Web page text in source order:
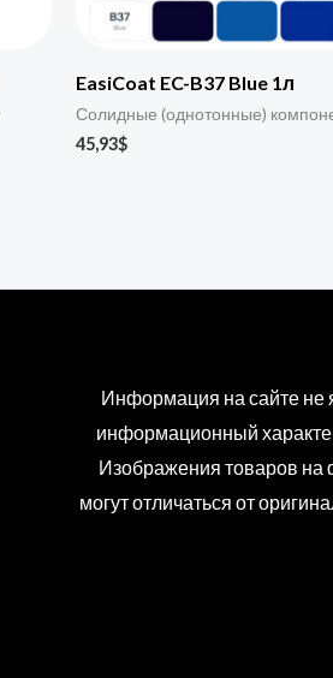
EasiCoat EC-B37 Blue 1л
Солидные (однотонные)
45,93$
Информация на сайте не
информационный
Изображения товаров на
могут отличаться от